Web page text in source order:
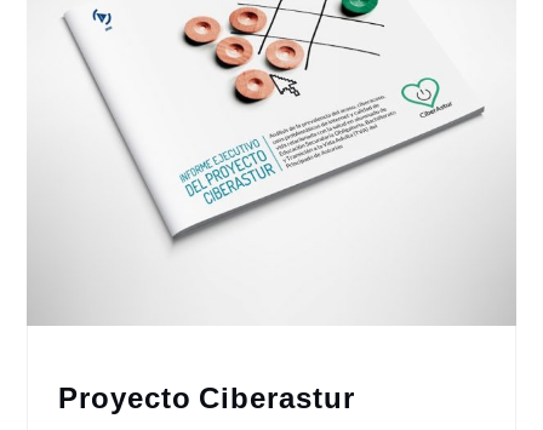
Proyecto Ciberastur